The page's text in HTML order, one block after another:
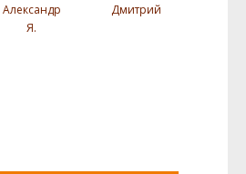
Александр
Я.
Дмитрий